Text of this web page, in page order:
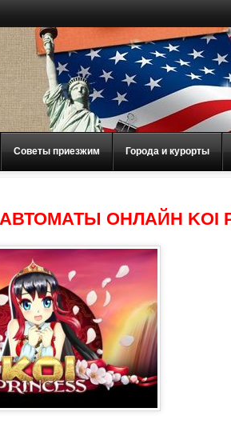
Советы приезжим Города и курорты
ОНЛАЙН KOI